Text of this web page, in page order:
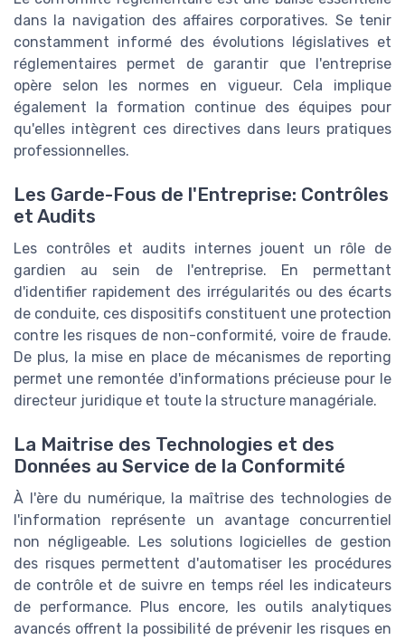
dans la navigation des affaires corporatives. Se tenir
constamment informé des évolutions législatives et
réglementaires permet de garantir que l'entreprise
opère selon les normes en vigueur. Cela implique
également la formation continue des équipes pour
qu'elles intègrent ces directives dans leurs pratiques
professionnelles.
Les Garde-Fous de l'Entreprise: Contrôles
et Audits
Les contrôles et audits internes jouent un rôle de
gardien au sein de l'entreprise. En permettant
d'identifier rapidement des irrégularités ou des écarts
de conduite, ces dispositifs constituent une protection
contre les risques de non-conformité, voire de fraude.
De plus, la mise en place de mécanismes de reporting
permet une remontée d'informations précieuse pour le
directeur juridique et toute la structure managériale.
La Maitrise des Technologies et des
Données au Service de la Conformité
À l'ère du numérique, la maîtrise des technologies de
l'information représente un avantage concurrentiel
non négligeable. Les solutions logicielles de gestion
des risques permettent d'automatiser les procédures
de contrôle et de suivre en temps réel les indicateurs
de performance. Plus encore, les outils analytiques
avancés offrent la possibilité de prévenir les risques en